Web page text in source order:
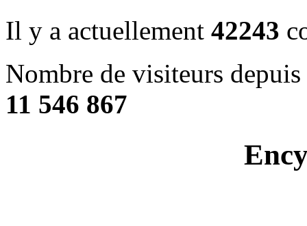
Il y a actuellement 42243
Nombre de visiteurs
11 546 867